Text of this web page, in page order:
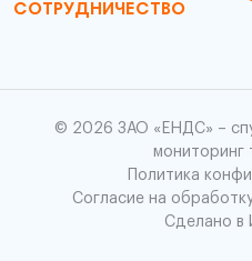
СОТРУДНИЧЕСТВО
© 2026 ЗАО «ЕНДС» –
мониторинг
Политика
Согласие на
Сделано в